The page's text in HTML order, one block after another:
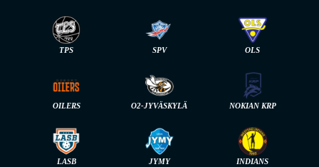
TPS SPV OLS
OILERS O2-JYVÄSKYLÄ NOKIAN KRP
LASB JYMY INDIANS